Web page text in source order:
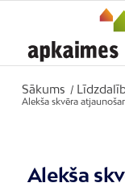
Sākums /
Alekša skvēra
Alekša